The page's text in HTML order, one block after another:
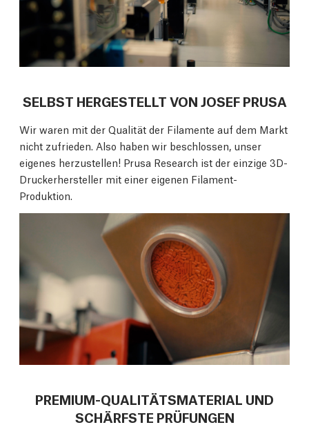
SELBST HERGESTELLT VON JOSEF PRUSA
Wir waren mit der Qualität der Filamente auf dem Markt
nicht zufrieden. Also haben wir beschlossen, unser
eigenes herzustellen! Prusa Research ist der einzige 3D-
Druckerhersteller mit einer eigenen Filament-
Produktion.
PREMIUM-QUALITÄTSMATERIAL UND
SCHÄRFSTE PRÜFUNGEN